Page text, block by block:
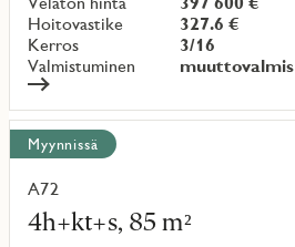
Hoitovastike
327.6 €
Kerros
3/16
Valmistuminen
muuttovalmis
Myynnissä
A72
4h+kt+s, 85 m²
Lue
lisää
kohteesta